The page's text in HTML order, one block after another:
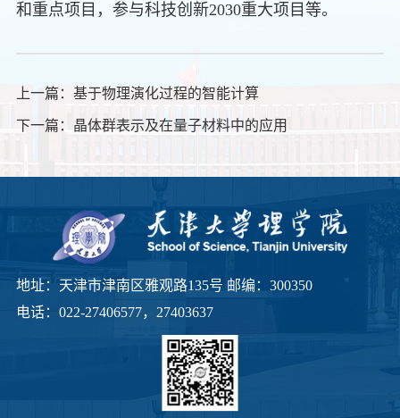
和重点项目，参与科技创新2030重大项目等。
上一篇： 基于物理演化过程的智能计算
下一篇： 晶体群表示及在量子材料中的应用
地址：天津市津南区雅观路135号 邮编：300350
电话：022-27406577，27403637